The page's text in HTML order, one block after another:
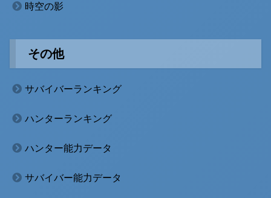
時空の影
その他
サバイバーランキング
ハンターランキング
ハンター能力データ
サバイバー能力データ